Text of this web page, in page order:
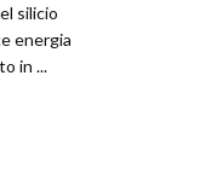
silicio
energia
in ...